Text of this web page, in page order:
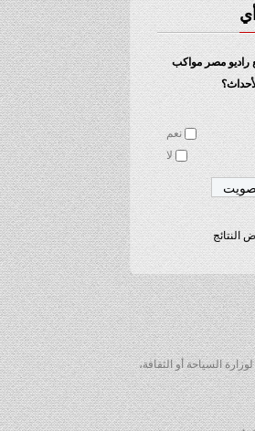
راديو مصر مواكب
نعم
لا
النتائج
السياحة أو الثقافة،